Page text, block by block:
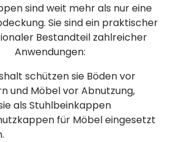
sind weit mehr als nur eine
Sie sind ein praktischer
Bestandteil zahlreicher
Anwendungen:
schützen sie Böden vor
und Möbel vor Abnutzung,
als Stuhlbeinkappen
für Möbel eingesetzt